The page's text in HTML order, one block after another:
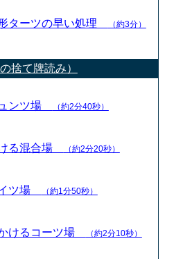
ターツの早い処理 （約3分）
捨て牌読み）
ンツ場 （約2分40秒）
る混合場 （約2分20秒）
ツ場 （約1分50秒）
けるコーツ場 （約2分10秒）